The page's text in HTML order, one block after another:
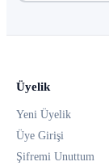
Üyelik
Yeni Üyelik
Üye Girişi
Şifremi Unuttum